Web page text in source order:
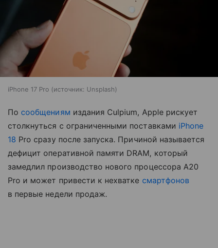
iPhone 17 Pro источник: Unsplash
По сообщениям издания Culpium, Apple рискует
столкнуться с ограниченными поставками iPhone
18 Pro сразу после запуска. Причиной называется
дефицит оперативной памяти DRAM, который
замедлил производство нового процессора A20
Pro и может привести к нехватке смартфонов
в первые недели продаж.